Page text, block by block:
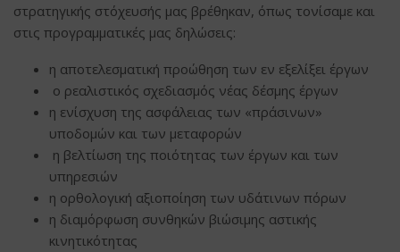
στρατηγικής στόχευσής μας βρέθηκαν, όπως τονίσαμε και
στις προγραμματικές μας δηλώσεις:
η αποτελεσματική προώθηση των εν εξελίξει έργων
ο ρεαλιστικός σχεδιασμός νέας δέσμης έργων
η ενίσχυση της ασφάλειας των «πράσινων»
υποδομών και των μεταφορών
η βελτίωση της ποιότητας των έργων και των
υπηρεσιών
η ορθολογική αξιοποίηση των υδάτινων πόρων
η διαμόρφωση συνθηκών βιώσιμης αστικής
κινητικότητας